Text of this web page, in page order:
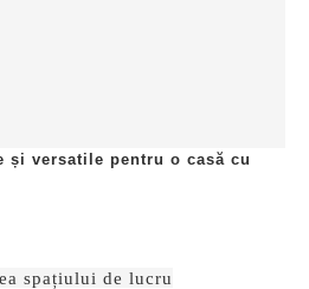
versatile pentru o casă cu
spațiului de lucru